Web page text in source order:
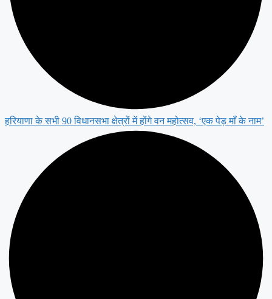
हरियाणा के सभी 90 विधानसभा क्षेत्रों में होंगे वन महोत्सव, ‘एक पेड़ माँ के नाम’